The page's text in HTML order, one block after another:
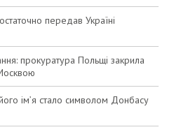
передав Україні
прокуратура Польщі закрила
ім’я стало символом Донбасу